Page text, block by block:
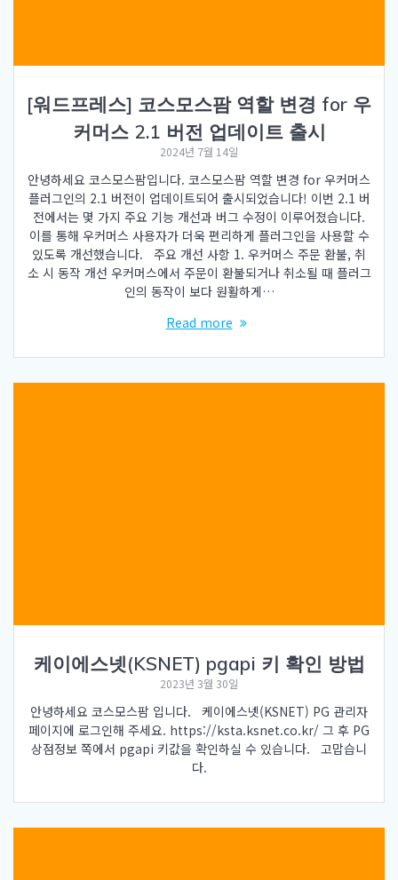
[워드프레스] 코스모스팜 역할 변경 for 우
커머스 2.1 버전 업데이트 출시
2024년 7월 14일
안녕하세요 코스모스팜입니다. 코스모스팜 역할 변경 for 우커머스
플러그인의 2.1 버전이 업데이트되어 출시되었습니다! 이번 2.1 버
전에서는 몇 가지 주요 기능 개선과 버그 수정이 이루어졌습니다.
이를 통해 우커머스 사용자가 더욱 편리하게 플러그인을 사용할 수
있도록 개선했습니다. 주요 개선 사항 1. 우커머스 주문 환불, 취
소 시 동작 개선 우커머스에서 주문이 환불되거나 취소될 때 플러그
인의 동작이 보다 원활하게…
Read more
케이에스넷(KSNET) pgapi 키 확인 방법
2023년 3월 30일
안녕하세요 코스모스팜 입니다. 케이에스넷(KSNET) PG 관리자
페이지에 로그인해 주세요. https://ksta.ksnet.co.kr/ 그 후 PG
상점정보 쪽에서 pgapi 키값을 확인하실 수 있습니다. 고맙습니
다.